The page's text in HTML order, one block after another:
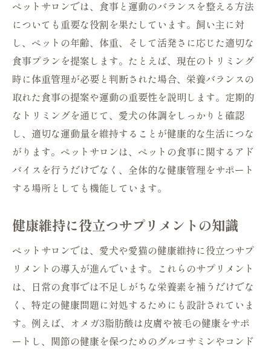
ペットサロンでは、食事と運動のバランスを整える方法
についても重要な役割を果たしています。飼い主に対
し、ペットの年齢、体重、そして活発さに応じた適切な
食事プランを提案します。たとえば、現在のトリミング
時に体重管理が必要と判断された場合、栄養バランスの
取れた食事の提案や運動の重要性を説明します。定期的
なトリミングを通じて、愛犬の体調をしっかりと確認
し、適切な運動量を維持することが健康的な生活につな
がります。ペットサロンは、ペットの食事に関するアド
バイスを行うだけでなく、全体的な健康管理をサポート
する場所としても機能しています。
健康維持に役立つサプリメントの知識
ペットサロンでは、愛犬や愛猫の健康維持に役立つサプ
リメントの導入が進んでいます。これらのサプリメント
は、日常の食事では不足しがちな栄養素を補うだけでな
く、特定の健康問題に対処するためにも設計されていま
す。例えば、オメガ3脂肪酸は皮膚や被毛の健康をサポ
ートし、関節の健康を保つためのグルコサミンやコンド